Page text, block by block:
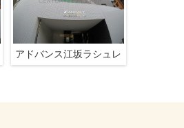
アドバンス江坂ラシュレ